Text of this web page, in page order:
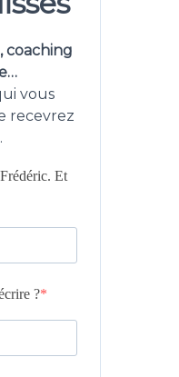
coaching
vous
recevrez
Et
?